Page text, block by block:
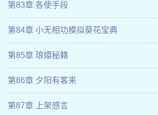
第83章 各使手段
第84章 小无相功模拟葵花宝典
第85章 琅嬛秘籍
第86章 夕阳有客来
第87章 上架感言